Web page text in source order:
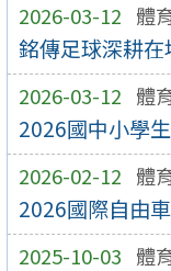
2026-03-12 體
銘傳足球深耕
2026-03-12 體
2026國中小學
2026-02-12 體
2026國際自由
2025-10-03 體